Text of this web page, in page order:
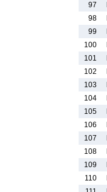
97
98
99
100
101
102
103
104
105
106
107
108
109
110